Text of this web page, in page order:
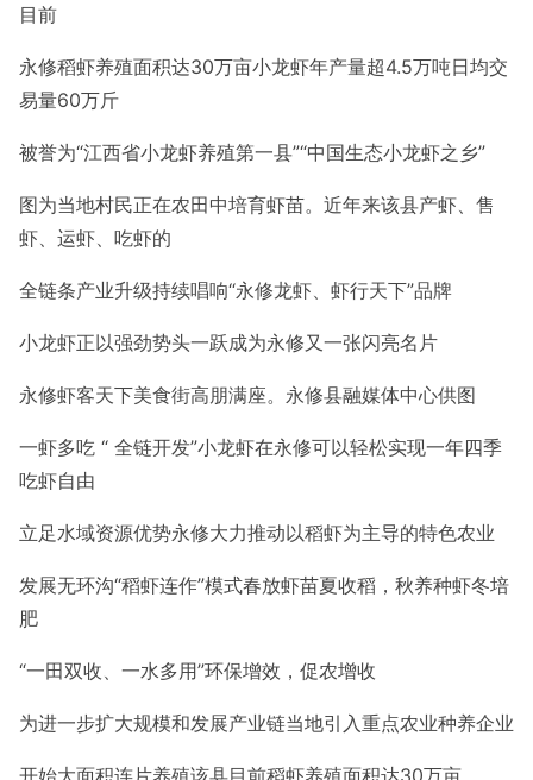
目前
永修稻虾养殖面积达30万亩小龙虾年产量超4.5万吨日均交
易量60万斤
被誉为“江西省小龙虾养殖第一县”“中国生态小龙虾之乡”
图为当地村民正在农田中培育虾苗。近年来该县产虾、售
虾、运虾、吃虾的
全链条产业升级持续唱响“永修龙虾、虾行天下”品牌
小龙虾正以强劲势头一跃成为永修又一张闪亮名片
永修虾客天下美食街高朋满座。永修县融媒体中心供图
一虾多吃 “ 全链开发”小龙虾在永修可以轻松实现一年四季
吃虾自由
立足水域资源优势永修大力推动以稻虾为主导的特色农业
发展无环沟“稻虾连作”模式春放虾苗夏收稻，秋养种虾冬培
肥
“一田双收、一水多用”环保增效，促农增收
为进一步扩大规模和发展产业链当地引入重点农业种养企业